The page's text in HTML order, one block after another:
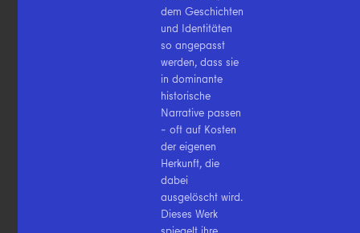
dem Geschichten
und Identitäten
so angepasst
werden, dass sie
in dominante
historische
Narrative passen
– oft auf Kosten
der eigenen
Herkunft, die
dabei
ausgelöscht wird.
Dieses Werk